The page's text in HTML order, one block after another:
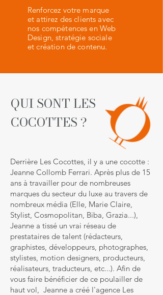
Renforcez votre marque
et attirez des clients avec
nos compétences en Web
Design, stratégie sociale
et création de contenu.
QUI SONT LES
COCOTTES ?
Derrière Les Cocottes, il y a une cocotte :
Jeanne Collomb Ferrari. Après plus de 15
ans à travailler pour de nombreuses
marques du secteur du luxe au travers de
nombreux média (Elle, Marie Claire,
Stylist, Cosmopolitan, Biba, Grazia...),
Jeanne a tissé un vrai réseau de
prestataires de talent (rédacteurs,
graphistes, développeurs, photographes,
stylistes, motion designers, producteurs,
réalisateurs, traducteurs, etc...). Afin de
vous faire bénéficier de ce poulailler de
haut vol, Jeanne a créé l'agence Les